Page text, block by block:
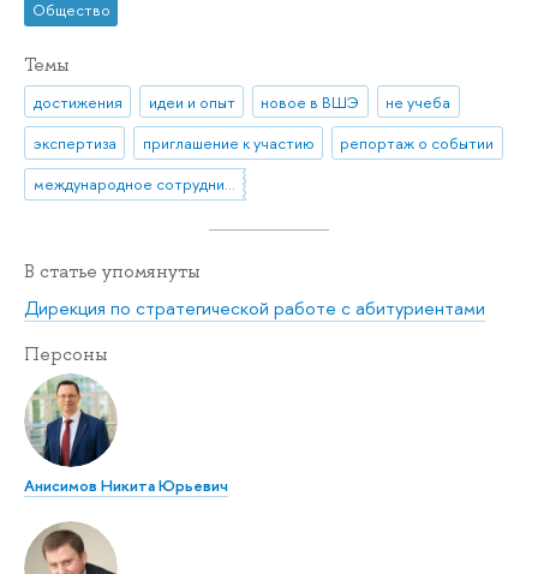
Общество
Темы
достижения идеи и опыт новое в ВШЭ
не учеба
экспертиза
приглашение к участию
репортаж о событии
международное сотрудничество
В статье упомянуты
Дирекция по стратегической работе с абитуриентами
Персоны
Анисимов Никита Юрьевич